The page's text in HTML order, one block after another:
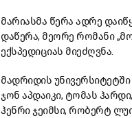
მარიასმა წერა ადრე
დაწერა, მეორე რომანი
ექსპედიციას მიეძღვნა.
მადრიდის
ჯონ აპდაიკი, ტომას
ჰენრი ჯეიმსი, რობერტ